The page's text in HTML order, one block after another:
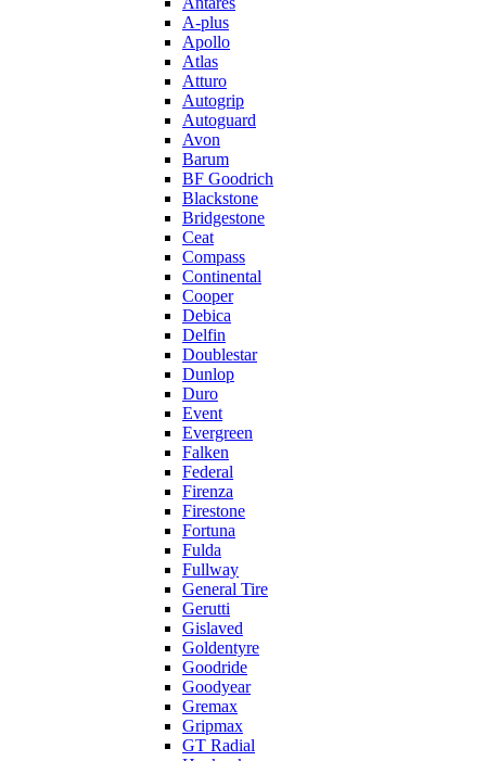
A-plus
Apollo
Atlas
Atturo
Autogrip
Autoguard
Avon
Barum
BF Goodrich
Blackstone
Bridgestone
Ceat
Compass
Continental
Cooper
Debica
Delfin
Doublestar
Dunlop
Duro
Event
Evergreen
Falken
Federal
Firenza
Firestone
Fortuna
Fulda
Fullway
General Tire
Gerutti
Gislaved
Goldentyre
Goodride
Goodyear
Gremax
Gripmax
GT Radial